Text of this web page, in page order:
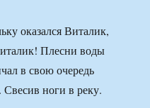
оказался Виталик,
Плесни воды
в свою очередь
ноги в реку.